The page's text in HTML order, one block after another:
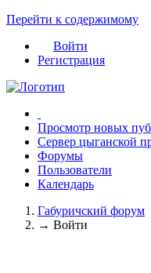
Перейти к содержимому
Войти
Регистрация
Просмотр новых
Сервер цыганской
Форумы
Пользователи
Календарь
Габуричский форум
→ Войти